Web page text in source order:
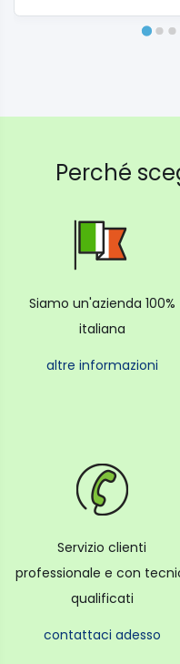
Perché
Siamo un'azienda 100%
italiana
altre informazioni
Servizio clienti
professionale e con
qualificati
contattaci adesso